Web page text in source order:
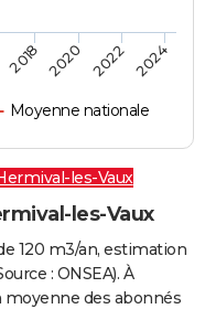
Moyenne nationale
2018 2020 2022 2024
les-Vaux
les-Vaux
120 m3/an, estimation
: ONSEA). À
moyenne des abonnés